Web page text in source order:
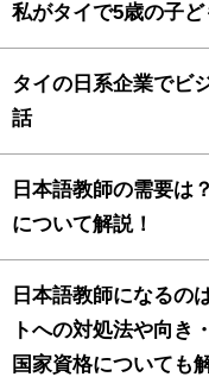
私がタイで5歳の子
タイの日系企業でビ
話
日本語教師の需要は
について解説！
日本語教師になるの
トへの対処法や向き
国家資格についても